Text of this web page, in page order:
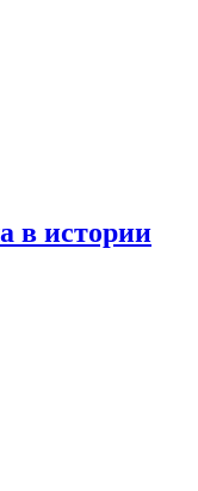
в истории